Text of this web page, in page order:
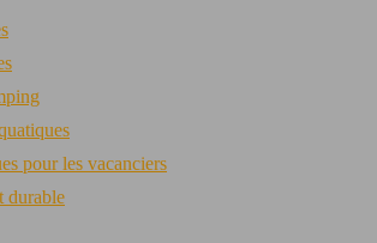
pour les vacanciers
durable